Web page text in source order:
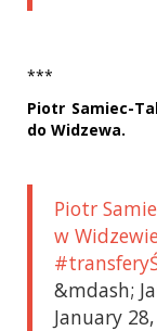
***
Piotr Samiec-
do Widzewa.
Piotr
w
&mdash;
January